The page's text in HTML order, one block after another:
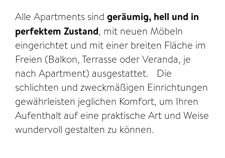
Alle Apartments sind geräumig, hell und in
perfektem Zustand, mit neuen Möbeln
eingerichtet und mit einer breiten Fläche im
Freien (Balkon, Terrasse oder Veranda, je
nach Apartment) ausgestattet. Die
schlichten und zweckmäßigen Einrichtungen
gewährleisten jeglichen Komfort, um Ihren
Aufenthalt auf eine praktische Art und Weise
wundervoll gestalten zu können.